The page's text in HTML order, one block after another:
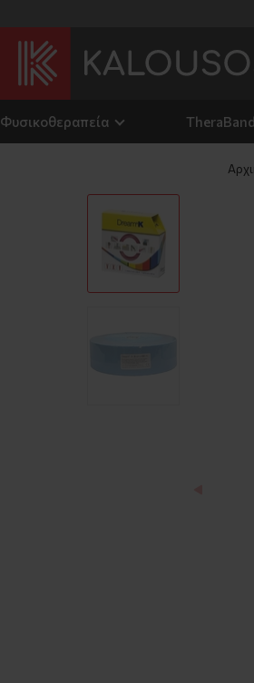
Φυσικοθεραπεία TheraΒand